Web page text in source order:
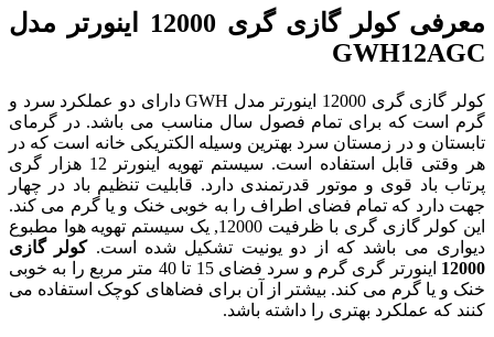
معرفی کولر گازی گری 12000 اینورتر مدل
GWH12AGC
کولر گازی گری 12000 اینورتر مدل GWH دارای دو عملکرد سرد و
گرم است که برای تمام فصول سال مناسب می باشد. در گرمای
تابستان و در زمستان سرد بهترین وسیله الکتریکی خانه است که در
هر وقتی قابل استفاده است. سیستم تهویه اینورتر 12 هزار گری
پرتاب باد قوی و موتور قدرتمندی دارد. قابلیت تنظیم باد در چهار
جهت دارد که تمام فضای اطراف را به خوبی خنک و یا گرم می کند.
این کولر گازی گری با ظرفیت 12000, یک سیستم تهویه هوا مطبوع
دیواری می باشد که از دو یونیت تشکیل شده است.کولر گازی
12000
اینورتر گری گرم و سرد فضای 15 تا 40 متر مربع را به خوبی
خنک و یا گرم می کند. بیشتر از آن برای فضاهای کوچک استفاده می
کنند که عملکرد بهتری را داشته باشد.